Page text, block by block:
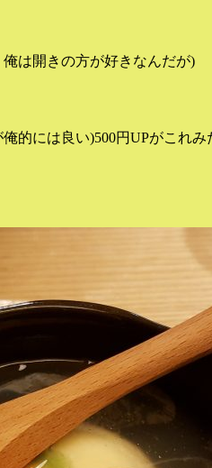
は開きの方が好きなんだが)
的には良い)500円UPがこれみ